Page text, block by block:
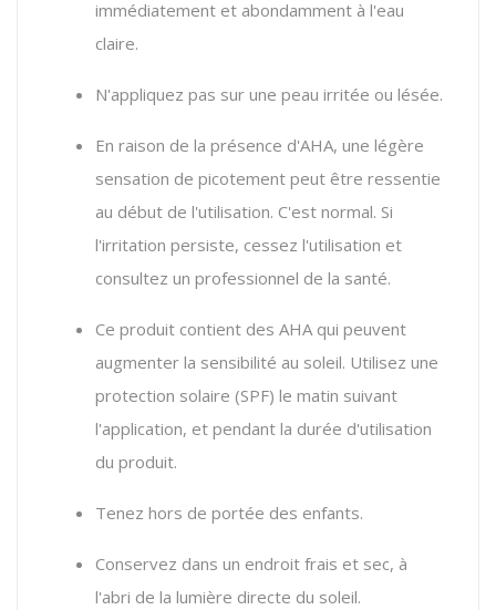
immédiatement et abondamment à l'eau
claire.
N'appliquez pas sur une peau irritée ou lésée.
En raison de la présence d'AHA, une légère
sensation de picotement peut être ressentie
au début de l'utilisation. C'est normal. Si
l'irritation persiste, cessez l'utilisation et
consultez un professionnel de la santé.
Ce produit contient des AHA qui peuvent
augmenter la sensibilité au soleil. Utilisez une
protection solaire (SPF) le matin suivant
l'application, et pendant la durée d'utilisation
du produit.
Tenez hors de portée des enfants.
Conservez dans un endroit frais et sec, à
l'abri de la lumière directe du soleil.